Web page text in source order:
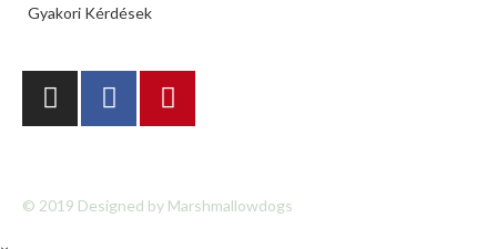
Gyakori Kérdések
© 2019 Designed by Marshmallowdogs